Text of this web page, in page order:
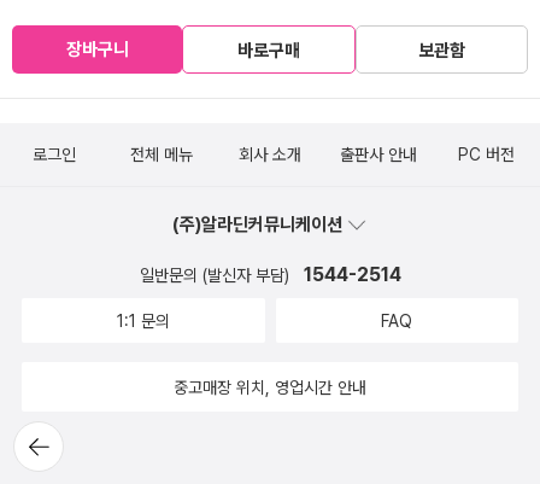
장바구니 바로구매 보관함
뒤로가
기
로그인 전체 메뉴 회사 소개 출판사 안내 PC 버전
(주)알라딘커뮤니케이션
일반문의 (발신자 부담) 1544-2514
1:1 문의 FAQ
중고매장 위치, 영업시간 안내